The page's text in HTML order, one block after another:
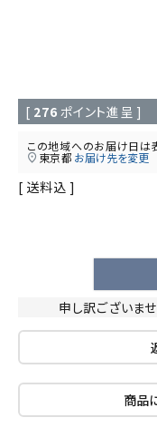
[ 276 ポイント進呈 ]
この地域へのお届け日は
東京都 お届け先を変更
送料込
申し訳ございま
商品